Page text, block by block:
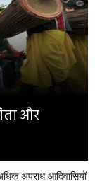
और
अपराध आदिवासियों